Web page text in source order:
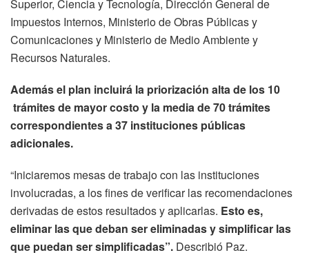
Superior, Ciencia y Tecnología, Dirección General de
Impuestos Internos, Ministerio de Obras Públicas y
Comunicaciones y Ministerio de Medio Ambiente y
Recursos Naturales.
Además el plan incluirá la priorización alta de los 10
trámites de mayor costo y la media de 70 trámites
correspondientes a 37 instituciones públicas
adicionales.
“Iniciaremos mesas de trabajo con las instituciones
involucradas, a los fines de verificar las recomendaciones
derivadas de estos resultados y aplicarlas. Esto es,
eliminar las que deban ser eliminadas y simplificar las
que puedan ser simplificadas”. Describió Paz.